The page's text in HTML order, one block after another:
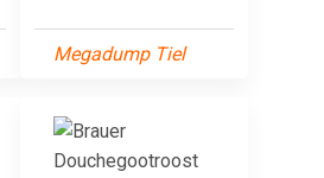
Megadump Tiel